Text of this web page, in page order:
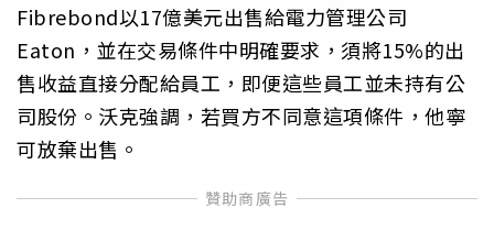
Fibrebond以17億美元出售給電力管理公司
Eaton，並在交易條件中明確要求，須將15%的出
售收益直接分配給員工，即便這些員工並未持有公
司股份。沃克強調，若買方不同意這項條件，他寧
可放棄出售。